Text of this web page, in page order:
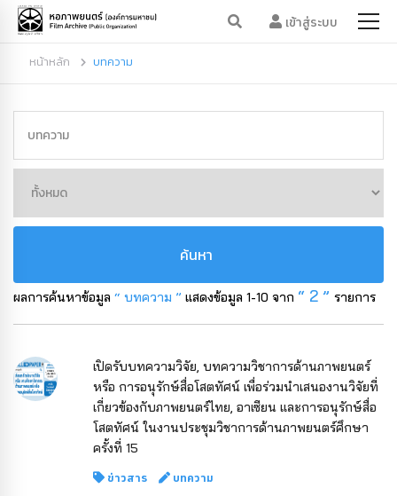
เข้าสู่ระบบ
หน้าหลัก บทความ
ค้นหา
ผลการค้นหาข้อมูล “ บทความ ” แสดงข้อมูล 1-10 จาก “ 2 ” รายการ
เปิดรับบทความวิจัย, บทความวิชาการด้านภาพยนตร์
หรือ การอนุรักษ์สื่อโสตทัศน์ เพื่อร่วมนำเสนองานวิจัยที่
เกี่ยวข้องกับภาพยนตร์ไทย, อาเซียน และการอนุรักษ์สื่อ
โสตทัศน์ ในงานประชุมวิชาการด้านภาพยนตร์ศึกษา
ครั้งที่ 15
ข่าวสาร บทความ